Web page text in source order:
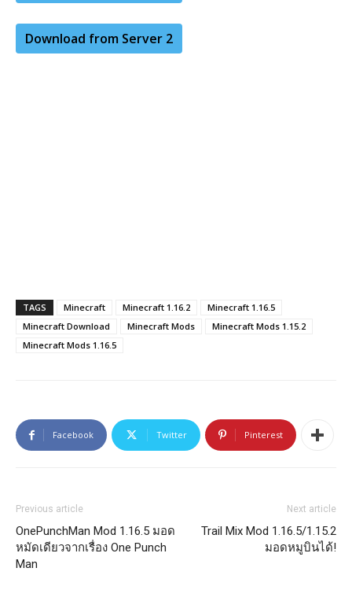
Download from Server 2
TAGS Minecraft Minecraft 1.16.2
Minecraft 1.16.5
Minecraft Download
Minecraft Mods
Minecraft Mods 1.15.2
Minecraft Mods 1.16.5
Facebook Twitter Pinterest
Previous article
OnePunchMan Mod 1.16.5 มอด
หมัดเดียวจากเรื่อง One Punch
Man
Next article
Trail Mix Mod 1.16.5/1.15.2
มอดหมูบินได้!